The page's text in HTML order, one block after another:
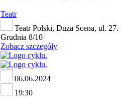
Teatr
Teatr Polski, Duża Scena, ul. 27.
Grudnia 8/10
Zobacz szczegóły
06.06.2024
19:30